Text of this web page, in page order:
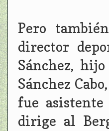
Pero
director
Sánchez,
Sánchez
fue
dirige al